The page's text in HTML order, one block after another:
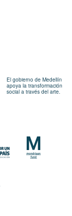
El gobierno de Medellín
apoya la transformación
social a través del arte.